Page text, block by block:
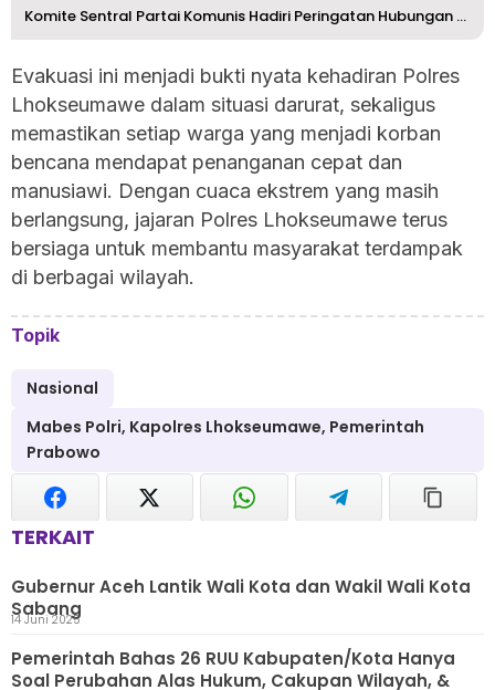
Komite Sentral Partai Komunis Hadiri Peringatan Hubungan ...
Evakuasi ini menjadi bukti nyata kehadiran Polres
Lhokseumawe dalam situasi darurat, sekaligus
memastikan setiap warga yang menjadi korban
bencana mendapat penanganan cepat dan
manusiawi. Dengan cuaca ekstrem yang masih
berlangsung, jajaran Polres Lhokseumawe terus
bersiaga untuk membantu masyarakat terdampak
di berbagai wilayah.
Topik
Nasional
Mabes Polri, Kapolres Lhokseumawe, Pemerintah
Prabowo
TERKAIT
Gubernur Aceh Lantik Wali Kota dan Wakil Wali Kota
Sabang
14 Juni 2025
Pemerintah Bahas 26 RUU Kabupaten/Kota Hanya
Soal Perubahan Alas Hukum, Cakupan Wilayah, &